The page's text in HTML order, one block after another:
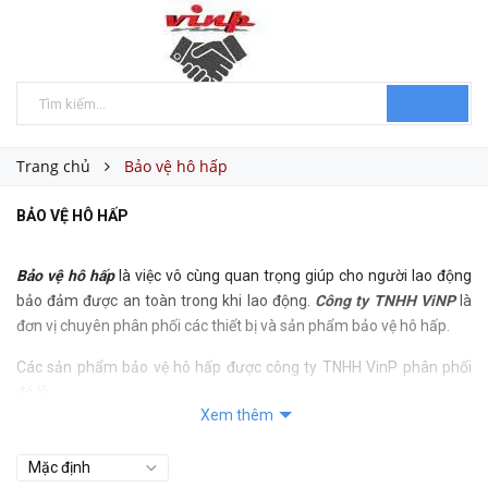
Trang chủ Bảo vệ hô hấp
BẢO VỆ HÔ HẤP
Bảo vệ hô hấplà việc vô cùng quan trọng giúp cho người lao động
bảo đảm được an toàn trong khi lao động. Công ty TNHH ViNPlà
đơn vị chuyên phân phối các thiết bị và sản phẩm bảo vệ hô hấp.
Các sản phẩm bảo vệ hô hấp được công ty TNHH VinP phân phối
MẶT NẠ PHÒNG ĐỘC 3M 6100
Sản phẩm MẶT NẠ PHÒNG ĐỘC 3M 6100 do công ty TNHH ViNP
Xem thêm